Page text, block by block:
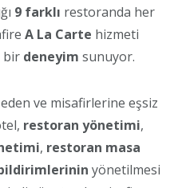
9 farklı restoranda her
A La Carte hizmeti
bir deneyim sunuyor.
ve misafirlerine eşsiz
restoran yönetimi,
, restoran masa
yönetilmesi